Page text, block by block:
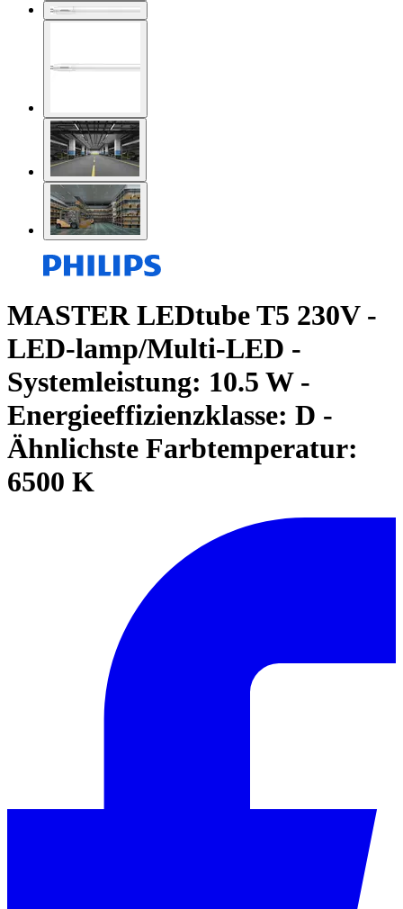
MASTER LEDtube T5 230V -
LED-lamp/Multi-LED -
Systemleistung: 10.5 W -
Energieeffizienzklasse: D -
Ähnlichste Farbtemperatur:
6500 K